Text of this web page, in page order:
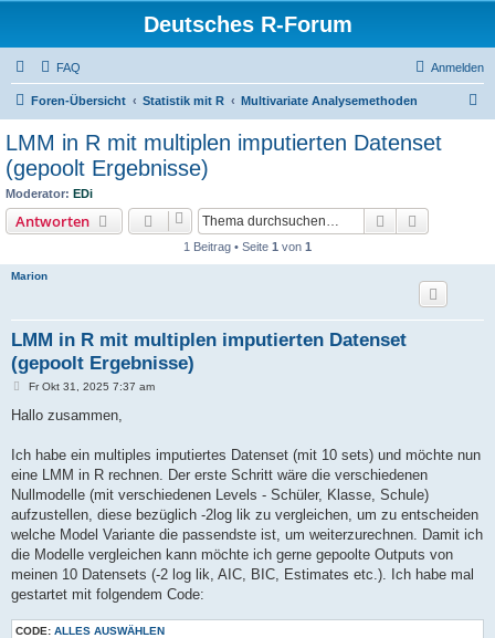
Deutsches R-Forum
FAQ Anmelden
Foren-Übersicht Statistik mit R Multivariate Analysemethoden
LMM in R mit multiplen imputierten Datenset
(gepoolt Ergebnisse)
Moderator: EDi
Antworten Suche
1 Beitrag • Seite 1 von 1
Marion
LMM in R mit multiplen imputierten Datenset
(gepoolt Ergebnisse)
B
i
a
Fr Okt 31, 2025 7:37 am
Hallo zusammen,
Ich habe ein multiples imputiertes Datenset (mit 10 sets) und möchte nun
eine LMM in R rechnen. Der erste Schritt wäre die verschiedenen
Nullmodelle (mit verschiedenen Levels - Schüler, Klasse, Schule)
aufzustellen, diese bezüglich -2log lik zu vergleichen, um zu entscheiden
welche Model Variante die passendste ist, um weiterzurechnen. Damit ich
die Modelle vergleichen kann möchte ich gerne gepoolte Outputs von
meinen 10 Datensets (-2 log lik, AIC, BIC, Estimates etc.). Ich habe mal
gestartet mit folgendem Code:
CODE: ALLES AUSWÄHLEN